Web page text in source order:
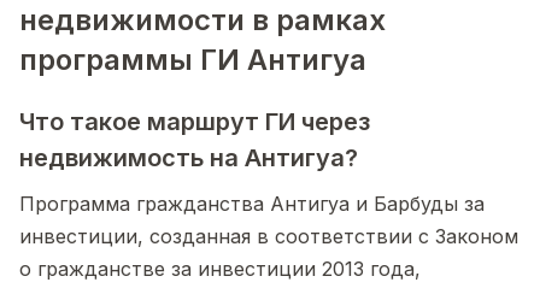
недвижимости в рамках
программы ГИ Антигуа
Что такое маршрут ГИ через
недвижимость на Антигуа?
Программа гражданства Антигуа и Барбуды за
инвестиции, созданная в соответствии с Законом
о гражданстве за инвестиции 2013 года,